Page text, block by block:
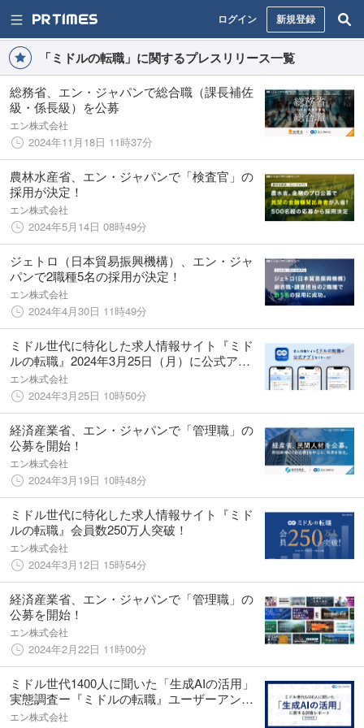
ログイン 新規登録
「ミドルの転職」に関するプレスリリース一覧
総務省、エン・ジャパンで総合職（課長補佐
級・係長級）を公募
エン株式会社
2024年11月18日 11時37分
農林水産省、エン・ジャパンで「検査官」の
採用が決定！
エン株式会社
2024年5月14日 08時49分
ジェトロ（日本貿易振興機構）、エン・ジャ
パンで2職種5名の採用が決定！
エン株式会社
2024年4月30日 11時49分
ミドル世代に特化した求人情報サイト『ミド
ルの転職』2024年3月25日（月）に公式アプ
リをリリース！
エン株式会社
2024年3月25日 10時50分
経済産業省、エン・ジャパンで「管理職」の
公募を開始！
エン株式会社
2024年3月19日 10時48分
ミドル世代に特化した求人情報サイト『ミド
ルの転職』会員数250万人突破！
エン株式会社
2024年3月12日 15時54分
経済産業省、エン・ジャパンで「管理職」の
公募を開始！
エン株式会社
2024年2月22日 11時00分
ミドル世代1400人に聞いた「生成AIの活用」
実態調査ー『ミドルの転職』ユーザーアンケ
ートー
エン株式会社